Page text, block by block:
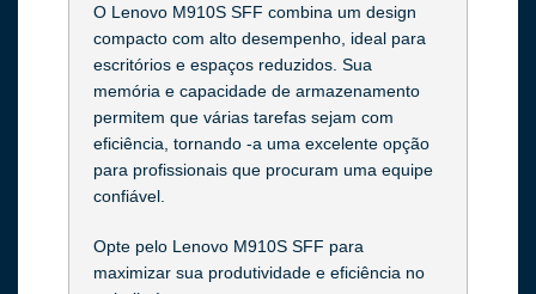
O Lenovo M910S SFF combina um design
compacto com alto desempenho, ideal para
escritórios e espaços reduzidos. Sua
memória e capacidade de armazenamento
permitem que várias tarefas sejam com
eficiência, tornando -a uma excelente opção
para profissionais que procuram uma equipe
confiável.
Opte pelo Lenovo M910S SFF para
maximizar sua produtividade e eficiência no